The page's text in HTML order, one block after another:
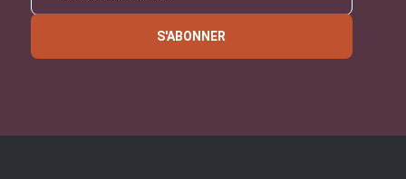
S'ABONNER